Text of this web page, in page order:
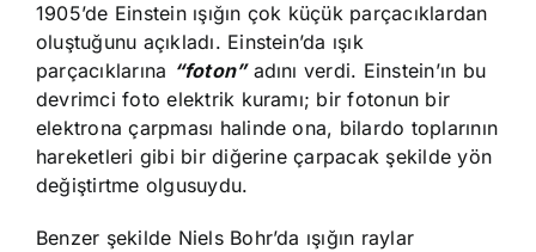
1905’de Einstein ışığın çok küçük parçacıklardan
oluştuğunu açıkladı. Einstein’da ışık
parçacıklarına “foton”adını verdi. Einstein’ın bu
devrimci foto elektrik kuramı; bir fotonun bir
elektrona çarpması halinde ona, bilardo toplarının
hareketleri gibi bir diğerine çarpacak şekilde yön
değiştirtme olgusuydu.
Benzer şekilde Niels Bohr’da ışığın raylar